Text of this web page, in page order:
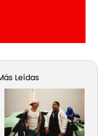
Leídas